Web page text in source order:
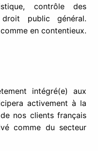
contrôle des
droit public général.
en contentieux.
intégré(e) aux
activement à la
nos clients français
comme du secteur